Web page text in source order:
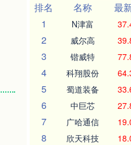
排名
名称 最
1
N津富
2 威尔高
3 锴威特
4 科翔股份
5 蜀道装备
6 中巨芯
7 广哈通信
8 欣天科技